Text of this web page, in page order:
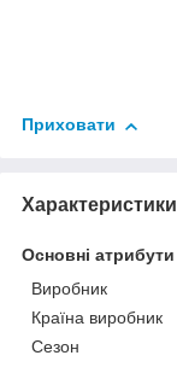
Приховати
Характеристики
Основні атрибути
Виробник
Країна виробник
Сезон